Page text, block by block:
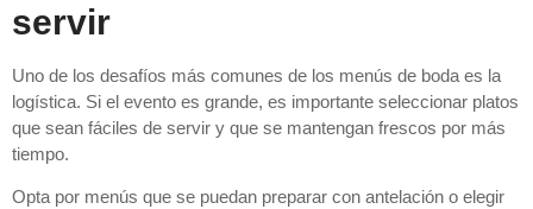
servir
Uno de los desafíos más comunes de los menús de boda es la
logística. Si el evento es grande, es importante seleccionar platos
que sean fáciles de servir y que se mantengan frescos por más
tiempo.
Opta por menús que se puedan preparar con antelación o elegir